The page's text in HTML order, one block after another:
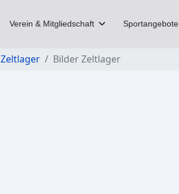
Verein & Mitgliedschaft Sportangebote
Zeltlager Bilder Zeltlager